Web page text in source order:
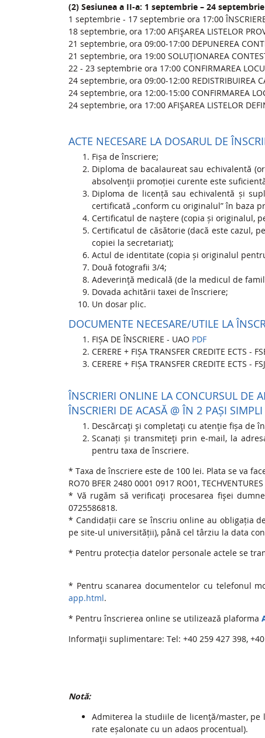
(2) Sesiunea a II-a: 1 septembrie – 24
1 septembrie - 17 septembrie ora 17:00
18 septembrie, ora 17:00 AFIŞAREA LISTELOR
21 septembrie, ora 09:00-17:00 DEPUNEREA
21 septembrie, ora 19:00 SOLUŢIONAREA
22 - 23 septembrie ora 17:00 CONFIRMAREA
24 septembrie, ora 09:00-12:00 REDISTRIBUIREA
24 septembrie, ora 12:00-15:00 CONFIRMAREA
24 septembrie, ora 17:00 AFIŞAREA LISTELOR
ACTE NECESARE LA DOSARUL DE
Fișa de înscriere;
Diploma de bacalaureat sau echivalentă
absolvenţii promoției curente este
Diploma de licență sau echivalentă și
certificată „conform cu originalul” în baza
Certificatul de naştere (copia și originalul,
Certificatul de căsătorie (dacă este cazul,
copiei la secretariat);
Actul de identitate (copia și originalul
Două fotografii 3/4;
Adeverinţă medicală (de la medicul de
Dovada achitării taxei de înscriere;
Un dosar plic.
DOCUMENTE NECESARE/UTILE LA
FIȘA DE ÎNSCRIERE - UAO PDF
CERERE + FIȘA TRANSFER CREDITE ECTS -
CERERE + FIȘA TRANSFER CREDITE ECTS -
ÎNSCRIERI ONLINE LA CONCURSUL DE
ÎNSCRIERI DE ACASĂ @ ÎN 2 PAȘI SIMPLI
Descărcaţi şi completaţi cu atenţie fișa de
Scanați și transmiteţi prin e-mail, la
pentru taxa de înscriere.
* Taxa de înscriere este de 100 lei. Plata se va
RO70 BFER 2480 0001 0917 RO01,
* Vă rugăm să verificaţi procesarea fişei
0725586818.
* Candidații care se înscriu online au obligația
pe site-ul universității), până cel târziu la data
* Pentru protecția datelor personale actele se
* Pentru scanarea documentelor cu telefonul
app.html.
* Pentru înscrierea online se utilizează plaforma
Informaţii suplimentare: Tel: +40 259 427 398,
Notă:
Admiterea la studiile de licenţă/master, pe
rate eșalonate cu un adaos procentual).